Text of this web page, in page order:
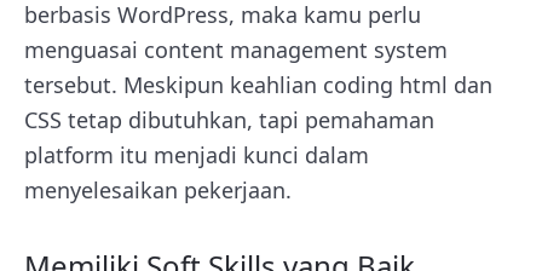
berbasis WordPress, maka kamu perlu
menguasai content management system
tersebut. Meskipun keahlian coding html dan
CSS tetap dibutuhkan, tapi pemahaman
platform itu menjadi kunci dalam
menyelesaikan pekerjaan.